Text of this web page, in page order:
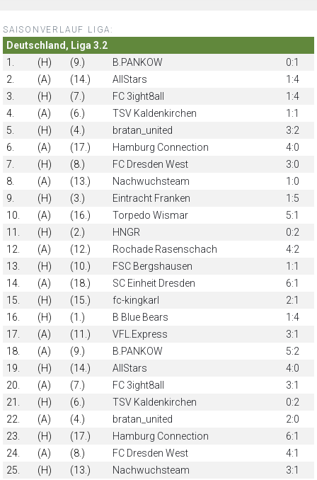
SAISONVERLAUF LIGA:
Deutschland, Liga 3.2
1.
(H) (9.) B.PANKOW
0:1
2.
(A) (14.) AllStars
1:4
3.
(H) (7.) FC 3ight8all
1:4
4.
(A) (6.) TSV Kaldenkirchen
1:1
5.
(H) (4.) bratan_united
3:2
6.
(A) (17.) Hamburg Connection
4:0
7.
(H) (8.) FC Dresden West
3:0
8.
(A) (13.) Nachwuchsteam
1:0
9.
(H) (3.) Eintracht Franken
1:5
10.
(A) (16.) Torpedo Wismar
5:1
11.
(H) (2.) HNGR
0:2
12.
(A) (12.) Rochade Rasenschach
4:2
13.
(H) (10.) FSC Bergshausen
1:1
14.
(A) (18.) SC Einheit Dresden
6:1
15.
(H) (15.) fc-kingkarl
2:1
16.
(H) (1.) B Blue Bears
1:4
17.
(A) (11.) VFL.Express
3:1
18.
(A) (9.) B.PANKOW
5:2
19.
(H) (14.) AllStars
4:0
20.
(A) (7.) FC 3ight8all
3:1
21.
(H) (6.) TSV Kaldenkirchen
0:2
22.
(A) (4.) bratan_united
2:0
23.
(H) (17.) Hamburg Connection
6:1
24.
(A) (8.) FC Dresden West
4:1
25.
(H) (13.) Nachwuchsteam
3:1